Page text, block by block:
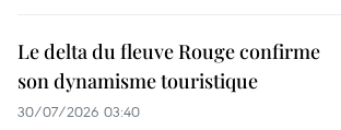
Le delta du fleuve Rouge confirme
son dynamisme touristique
30/07/2026 03:40